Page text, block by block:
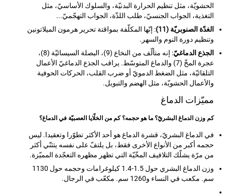
الحشويّة، مثل تنظيم الحرارة البدنيّة، والسلوك الأساسيّ، مثل
التغذية، الجواب الجنسيّ، طلب اللذّة، الجواب التهجّميّ...
الغدّة الصنوبريّة (11)
: إنّها المكلّفة بمواقتة تحرير هرمون الميلاتونين
وتنظيم دورة النوم والسهر.
الجذع الدماغيّ
: إنه متألّف من النخاع (9)، البصلة السيسائيّة (8)،
عجرة المخّ (7) والدماغ المتوسّط. يراقب الجذع الدماغيّ الأعمال
التلقائيّة، مثل الضغط الدمويّ أو ضرب القلب، الحركات الحوفية
والأعمال الحشويّة، مثل الهضم والتبويل.
مميّزات الدماغ
كم وزن الدماغ البشريّ؟ ما هو حجمه؟ كم من الخلّايا العصبيّة في الدماغ؟
في الدماغ البشريّ، قشرة الدماغ هو أحد الأكثر تطوّرا وتعقيدا. ليس
حجمه أكبر من الأنواع الأخرى فقط، بل يلتفّ على نفسه يتثنّي أكثر
من مرّة يشلّك التلافيف المخّيّة التي تظهر مظهره التعجّدة المميّزة.
وزن الدماغ البشري حول 1.5-1.4 كيلوغرامات وحجمه حول 1130
سم. مكعب في النساء و1260 سم. مكعّب في الرجال.